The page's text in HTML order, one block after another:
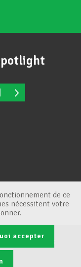
Gestion des cookies
de ce
nécessitent votre
accepter